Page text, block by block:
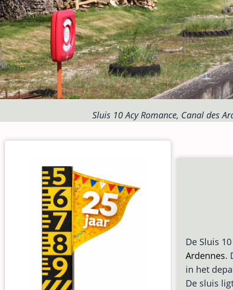
Sluis 10 Acy Romance, Canal des
De Sluis
Ardennes.
in het
De sluis